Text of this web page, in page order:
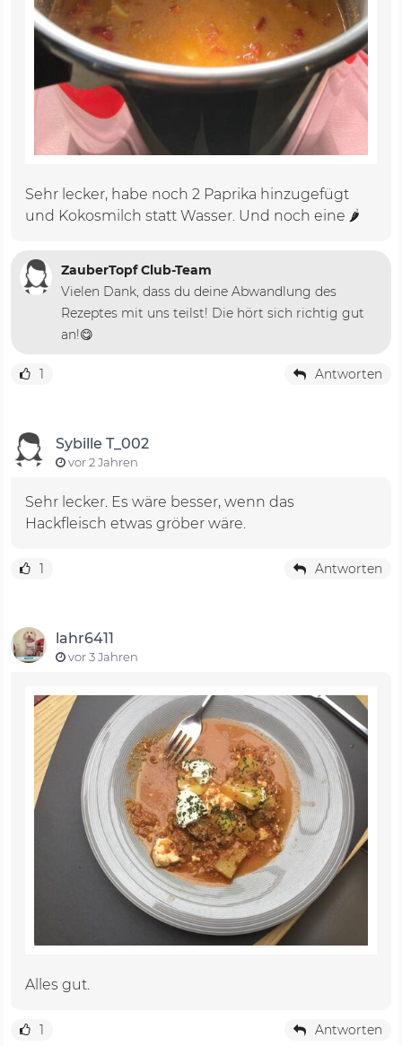
Sehr lecker, habe noch 2 Paprika hinzugefügt
und Kokosmilch statt Wasser. Und noch eine 🌶️
ZauberTopf Club-Team
Vielen Dank, dass du deine Abwandlung des
Rezeptes mit uns teilst! Die hört sich richtig gut
an!😋
1 Antworten
Sybille T_002
vor 2 Jahren
Sehr lecker. Es wäre besser, wenn das
Hackfleisch etwas gröber wäre.
1 Antworten
lahr6411
vor 3 Jahren
Alles gut.
1 Antworten